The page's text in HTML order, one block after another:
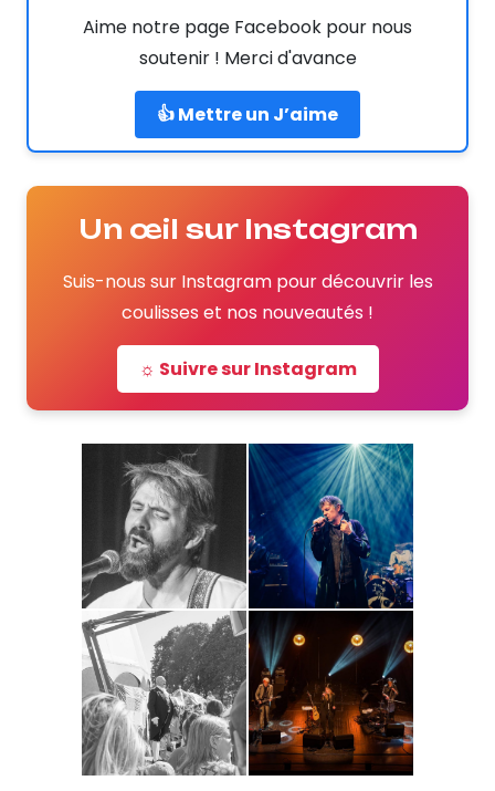
Aime notre page Facebook pour nous
soutenir ! Merci d'avance
👍 Mettre un J’aime
Un œil sur Instagram
Suis-nous sur Instagram pour découvrir les
coulisses et nos nouveautés !
☼ Suivre sur Instagram